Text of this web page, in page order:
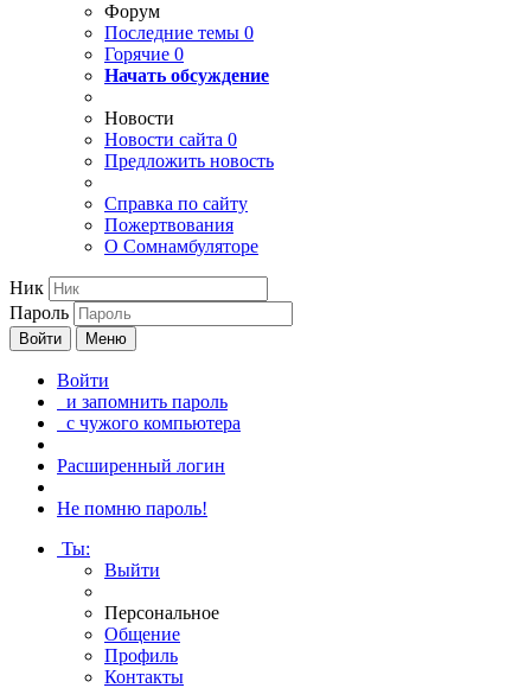
Форум
Последние темы 0
Горячие 0
Начать обсуждение
Новости
Новости сайта 0
Предложить новость
Справка по сайту
Пожертвования
О Сомнамбуляторе
Ник
Пароль
Войти Меню
Войти
и запомнить пароль
с чужого компьютера
Расширенный логин
Не помню пароль!
Ты:
Выйти
Персональное
Общение
Профиль
Контакты